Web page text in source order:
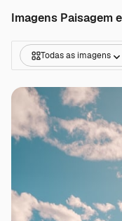
Imagens Paisagem
Todas as imagens